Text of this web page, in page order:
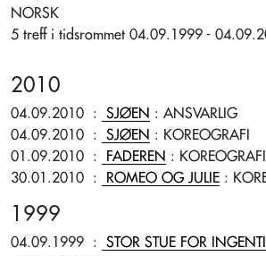
NORSK
5 treff i tidsrommet 04.09.1999 -
2010
04.09.2010 : SJØEN : ANSVARLIG
04.09.2010 : SJØEN : KOREOGRAFI
01.09.2010 : FADEREN : KOREOGRAFI
30.01.2010 : ROMEO OG JULIE :
1999
04.09.1999 :
STOR STUE FOR